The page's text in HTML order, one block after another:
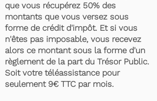
que vous récupérez 50% des
montants que vous versez sous
forme de crédit d'impôt. Et si vous
n'êtes pas imposable, vous recevez
alors ce montant sous la forme d'un
règlement de la part du Trésor Public.
Soit votre téléassistance pour
seulement 9€ TTC par mois.